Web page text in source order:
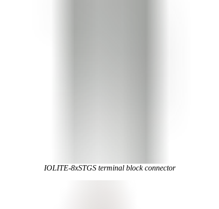
IOLITE-8xSTGS terminal block connector